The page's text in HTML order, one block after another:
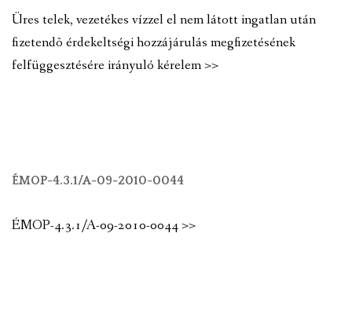
Üres telek, vezetékes vízzel el nem látott ingatlan után
fizetendõ érdekeltségi hozzájárulás megfizetésének
felfüggesztésére irányuló kérelem >>
ÉMOP-4.3.1/A-09-2010-0044
ÉMOP-4.3.1/A-09-2010-0044 >>